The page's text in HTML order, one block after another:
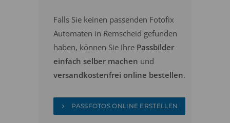
Falls Sie keinen passenden Fotofix
Automaten in Remscheid gefunden
haben, können Sie Ihre Passbilder
einfach selber machen und
versandkostenfrei online bestellen.
PASSFOTOS ONLINE ERSTELLEN